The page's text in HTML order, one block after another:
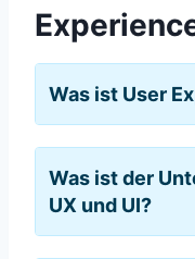
Was ist User
Was ist der
UX und UI?